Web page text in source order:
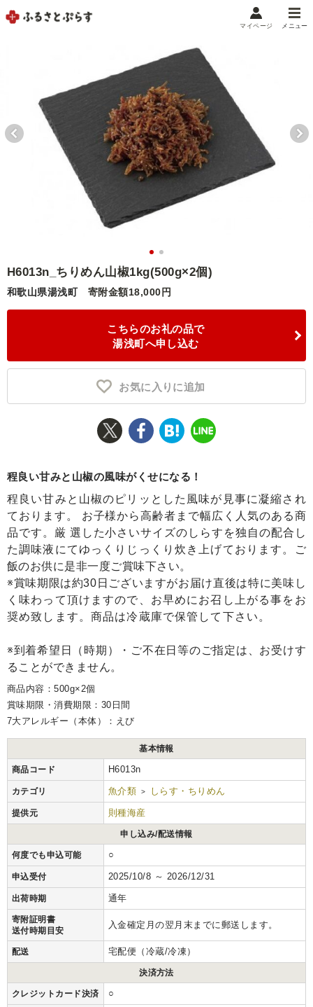
メニュー
お気に入り 閲覧履歴
メニュー
お礼の品から探す
お礼の品をカテゴリや金額で絞り込み
ランキング
控除額シミュレータ
マイページ
H6013n_ちりめん山椒1kg(500g×2個)
和歌山県湯浅町 寄附金額18,000円
こちらのお礼の品で
湯浅町へ申し込む
お気に入りに追加
程良い甘みと山椒の風味がくせになる！
程良い甘みと山椒のピリッとした風味が見事に凝縮され
ております。 お子様から高齢者まで幅広く人気のある商
品です。厳 選した小さいサイズのしらすを独自の配合し
た調味液にてゆっくりじっくり炊き上げております。ご
飯のお供に是非一度ご賞味下さい。
※賞味期限は約30日ございますがお届け直後は特に美味し
く味わって頂けますので、お早めにお召し上がる事をお
奨め致します。商品は冷蔵庫で保管して下さい。
※到着希望日（時期）・ご不在日等のご指定は、お受けす
ることができません。
商品内容：500g×2個
賞味期限・消費期限：30日間
7大アレルギー（本体）：えび
基本情報
商品コード H6013n
カテゴリ 魚介類 > しらす・ちりめん
提供元 則種海産
申し込み/配送情報
何度でも申込可能 ○
申込受付 2025/10/8 ～ 2026/12/31
出荷時期 通年
寄附証明書
送付時期目安
入金確定月の翌月末までに郵送します。
配送 宅配便（冷蔵/冷凍）
決済方法
クレジットカード決済 ○